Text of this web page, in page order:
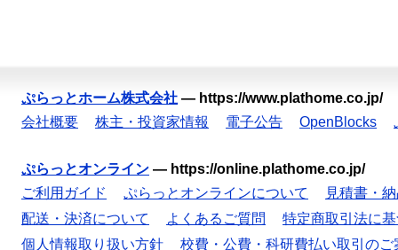
ぷらっとホーム株式会社 — https://www.plathome.co.jp/
会社概要
株主・投資家情報 電子公告 OpenBlocks
ぷらっとオンライン — https://online.plathome.co.jp/
ご利用ガイド
ぷらっとオンラインについて
見積書・
配送・決済について
よくあるご質問
特定商取引法に
個人情報取り扱い方針
校費・公費・科研費払い取引のご